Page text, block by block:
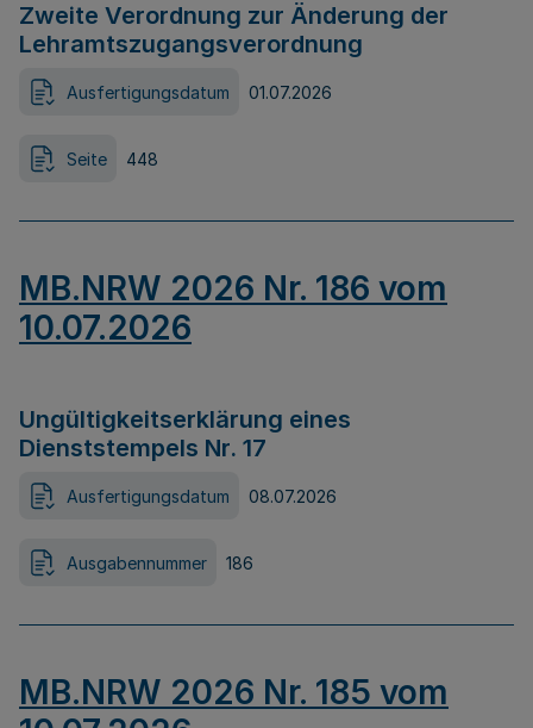
Zweite Verordnung zur Änderung der
Lehramtszugangsverordnung
Ausfertigungsdatum 01.07.2026
Seite 448
MB.NRW 2026 Nr. 186 vom
10.07.2026
Ungültigkeitserklärung eines
Dienststempels Nr. 17
Ausfertigungsdatum 08.07.2026
Ausgabennummer 186
MB.NRW 2026 Nr. 185 vom